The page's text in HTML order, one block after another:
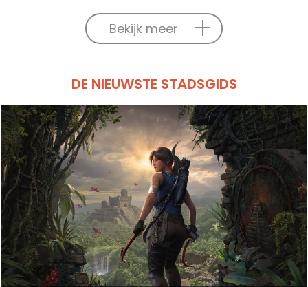
Bekijk meer
DE NIEUWSTE STADSGIDS